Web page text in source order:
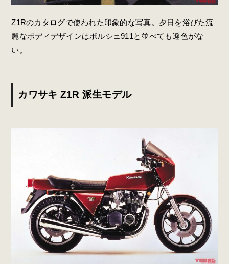
Z1Rのカタログで使われた印象的な写真。夕日を浴びた流
麗なボディデザインはポルシェ911と並べても遜色がな
い。
カワサキ Z1R 派生モデル